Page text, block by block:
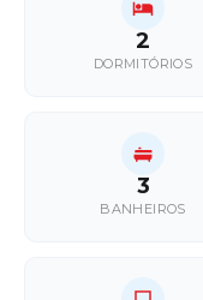
2
DORMITÓRIOS
3
BANHEIROS